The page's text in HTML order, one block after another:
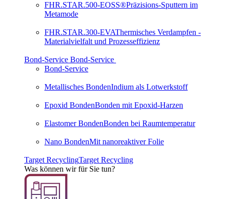
FHR.STAR.500-EOSS®Präzisions-Sputtern im
Metamode
FHR.STAR.300-EVAThermisches Verdampfen -
Materialvielfalt und Prozesseffizienz
Bond-Service Bond-Service
Bond-Service
Metallisches BondenIndium als Lotwerkstoff
Epoxid BondenBonden mit Epoxid-Harzen
Elastomer BondenBonden bei Raumtemperatur
Nano BondenMit nanoreaktiver Folie
Target RecyclingTarget Recycling
Was können wir für Sie tun?